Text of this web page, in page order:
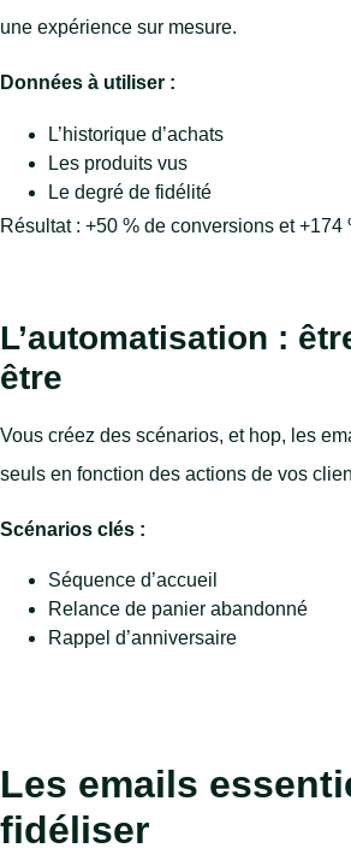
une expérience sur mesure.
Données à utiliser :
L’historique d’achats
Les produits vus
Le degré de fidélité
Résultat : +50 % de conversions et +174
L’automatisation :
être
Vous créez des scénarios, et hop, les
seuls en fonction des actions de vos
Scénarios clés :
Séquence d’accueil
Relance de panier abandonné
Rappel d’anniversaire
Les emails
fidéliser